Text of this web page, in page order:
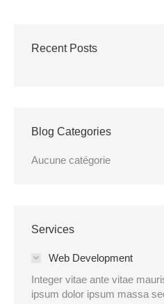
Recent Posts
Blog Categories
Aucune catégorie
Services
Web Development
Integer vitae ante vitae
ipsum dolor ipsum massa